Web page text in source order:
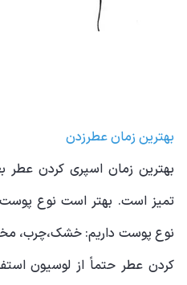
بهترین زمان عطرزدن
بهترین زمان اسپری کردن
نوع پوست داریم: خشک،چرب،
کردن عطر حتماً از لوسیون